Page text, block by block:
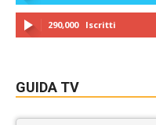
290,000 Iscritti
GUIDA TV